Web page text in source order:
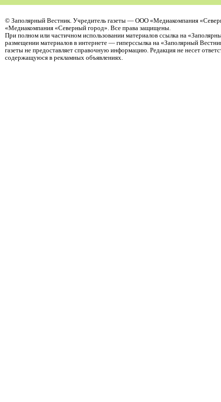
© Заполярный Вестник. Учредитель газеты — ООО «Медиакомпания
«Медиакомпания «Северный город». Все права защищены.
При полном или частичном использовании материалов ссылка на
размещении материалов в интернете — гиперссылка на «Заполярный
газеты не предоставляет справочную информацию. Редакция не несет
содержащуюся в рекламных объявлениях.